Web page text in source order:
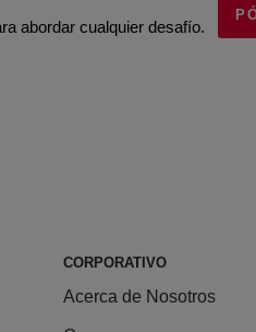
abordar cualquier desafío.
CORPORATIVO
Acerca de Nosotros